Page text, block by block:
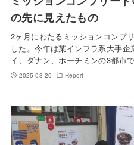
の先に見えたもの
2ヶ月にわたるミッションコンプ
した。今年は某インフラ系大手
イ、ダナン、ホーチミンの3都市
2025-03-20 Report